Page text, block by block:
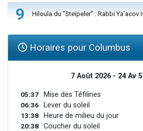
9 Hiloula du "Steïpeler" : Rabbi Ya’acov
Horaires pour Columbus
7 Août 2026 - 24 Av
05:37 Mise des Téfilines
06:36 Lever du soleil
13:38 Heure de milieu du jour
20:38 Coucher du soleil